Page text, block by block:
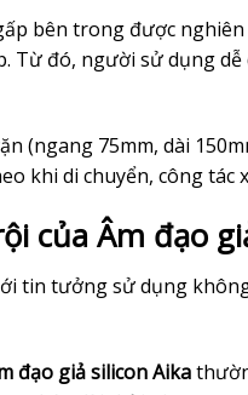
bên trong được
Từ đó, người sử dụng
(ngang 75mm, dài
khi di chuyển, công tác
của Âm đạo
tin tưởng sử dụng
đạo giả silicon Aika